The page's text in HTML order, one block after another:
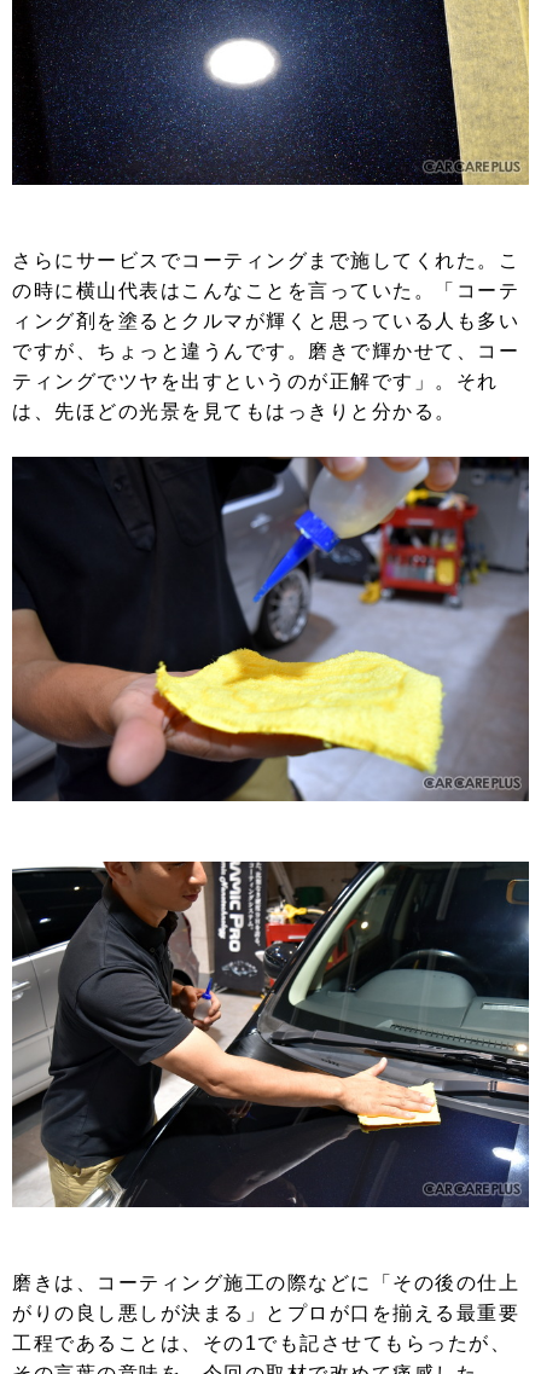
さらにサービスでコーティングまで施してくれた。こ
の時に横山代表はこんなことを言っていた。「コーテ
ィング剤を塗るとクルマが輝くと思っている人も多い
ですが、ちょっと違うんです。磨きで輝かせて、コー
ティングでツヤを出すというのが正解です」。それ
は、先ほどの光景を見てもはっきりと分かる。
磨きは、コーティング施工の際などに「その後の仕上
がりの良し悪しが決まる」とプロが口を揃える最重要
工程であることは、その1でも記させてもらったが、